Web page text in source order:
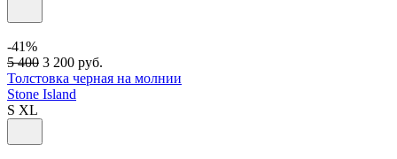
-41%
5 400 3 200 руб.
Толстовка черная на молнии
Stone Island
S XL